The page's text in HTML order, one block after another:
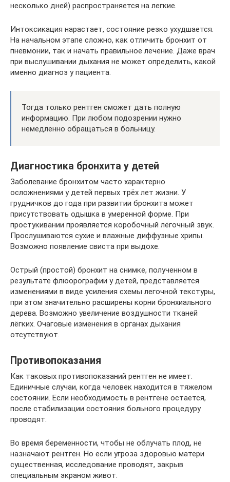
несколько дней) распространяется на легкие.
Интоксикация нарастает, состояние резко ухудшается.
На начальном этапе сложно, как отличить бронхит от
пневмонии, так и начать правильное лечение. Даже врач
при выслушивании дыхания не может определить, какой
именно диагноз у пациента.
Тогда только рентген сможет дать полную
информацию. При любом подозрении нужно
немедленно обращаться в больницу.
Диагностика бронхита у детей
Заболевание бронхитом часто характерно
осложнениями у детей первых трёх лет жизни. У
грудничков до года при развитии бронхита может
присутствовать одышка в умеренной форме. При
простукивании проявляется коробочный лёгочный звук.
Прослушиваются сухие и влажные диффузные хрипы.
Возможно появление свиста при выдохе.
Острый (простой) бронхит на снимке, полученном в
результате флюорографии у детей, представляется
изменениями в виде усиления схемы легочной текстуры,
при этом значительно расширены корни бронхиального
дерева. Возможно увеличение воздушности тканей
лёгких. Очаговые изменения в органах дыхания
отсутствуют.
Противопоказания
Как таковых противопоказаний рентген не имеет.
Единичные случаи, когда человек находится в тяжелом
состоянии. Если необходимость в рентгене остается,
после стабилизации состояния больного процедуру
проводят.
Во время беременности, чтобы не облучать плод, не
назначают рентген. Но если угроза здоровью матери
существенная, исследование проводят, закрыв
специальным экраном живот.